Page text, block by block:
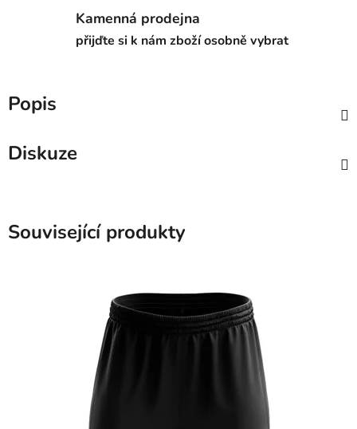
Kamenná prodejna
přijďte si k nám zboží osobně vybrat
Popis
Diskuze
Související produkty